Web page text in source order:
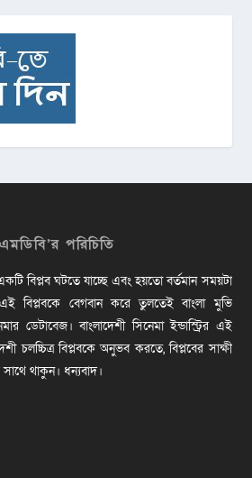
পরিচিতি
বিপ্লব ঘটতে যাচ্ছে এবং হয়তো বর্তমান সময়টা
বিপ্লবকে বেগবান করে তুলতেই বাংলা মুভি
ডেটাবেজ। বাংলাদেশী সিনেমা ইন্ডাস্ট্রির এই
চলচ্চিত্র বিপ্লবকে অনুভব করতে, বিপ্লবের সাক্ষী
থাকুন। ধন্যবাদ।